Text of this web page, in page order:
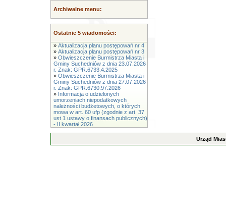
Archiwalne menu:
Ostatnie 5 wiadomości:
» Aktualizacja planu postępowań nr 4
» Aktualizacja planu postępowań nr 3
» Obwieszczenie Burmistrza Miasta i
Gminy Suchedniów z dnia 23.07.2026
r. Znak: GPR.6733.4.2025
» Obwieszczenie Burmistrza Miasta i
Gminy Suchedniów z dnia 27.07.2026
r. Znak: GPR.6730.97.2026
» Informacja o udzielonych
umorzeniach niepodatkowych
należności budżetowych, o których
mowa w art. 60 ufp (zgodnie z art. 37
ust 1 ustawy o finansach publicznych)
- II kwartał 2026
Urząd